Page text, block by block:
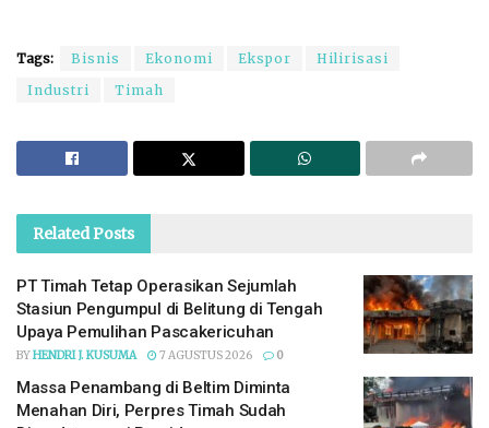
Tags: Bisnis Ekonomi Ekspor
Hilirisasi
Industri
Timah
RelatedPosts
PT Timah Tetap Operasikan Sejumlah
Stasiun Pengumpul di Belitung di Tengah
Upaya Pemulihan Pascakericuhan
BYHENDRI J. KUSUMA 7 AGUSTUS 2026 0
Massa Penambang di Beltim Diminta
Menahan Diri, Perpres Timah Sudah